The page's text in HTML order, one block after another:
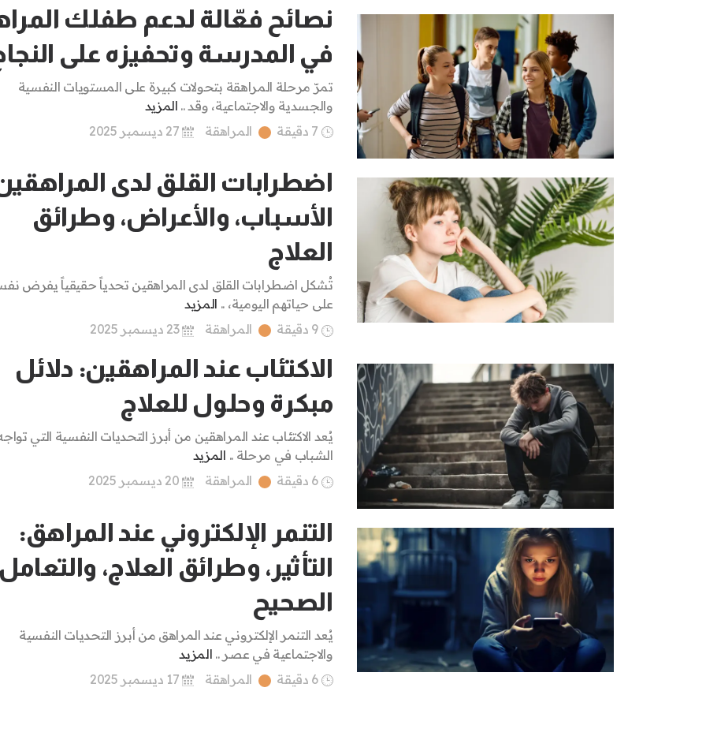
نصائح فعّالة لدعم طفلك
في المدرسة وتحفيزه على
تمرّ مرحلة المراهقة بتحولات كبيرة على المستويات النفسية
والجسدية والاجتماعية، وقد .. المزيد
7 دقيقة
المراهقة 27 ديسمبر 2025
اضطرابات القلق لدى
الأسباب، والأعراض، وطرائق
العلاج
تُشكل اضطرابات القلق لدى المراهقين تحدياً حقيقياً يفرض
على حياتهم اليومية، .. المزيد
9 دقيقة
المراهقة 23 ديسمبر 2025
الاكتئاب عند المراهقين: دلائل
مبكرة وحلول للعلاج
يُعد الاكتئاب عند المراهقين من أبرز التحديات النفسية التي
الشباب في مرحلة .. المزيد
6 دقيقة
المراهقة 20 ديسمبر 2025
التنمر الإلكتروني عند المراهق:
التأثير، وطرائق العلاج، والتعامل
الصحيح
يُعد التنمر الإلكتروني عند المراهق من أبرز التحديات النفسية
والاجتماعية في عصر .. المزيد
6 دقيقة
المراهقة 17 ديسمبر 2025